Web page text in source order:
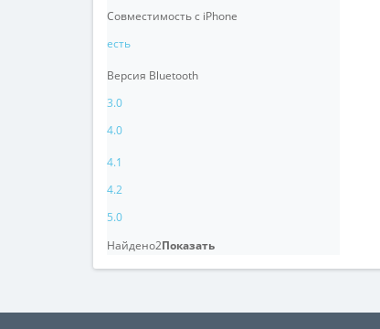
Совместимость с iPhone
есть
Версия Bluetooth
3.0
4.0
4.1
4.2
5.0
Найдено2Показать